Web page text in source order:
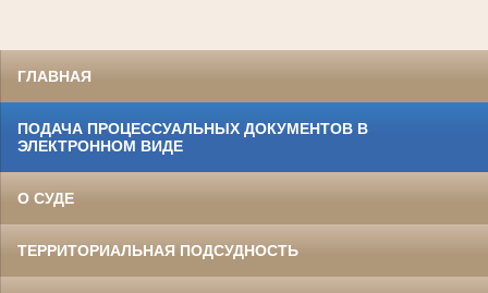
ГЛАВНАЯ
ПОДАЧА ПРОЦЕССУАЛЬНЫХ ДОКУМЕНТОВ В
ЭЛЕКТРОННОМ ВИДЕ
О СУДЕ
ТЕРРИТОРИАЛЬНАЯ ПОДСУДНОСТЬ